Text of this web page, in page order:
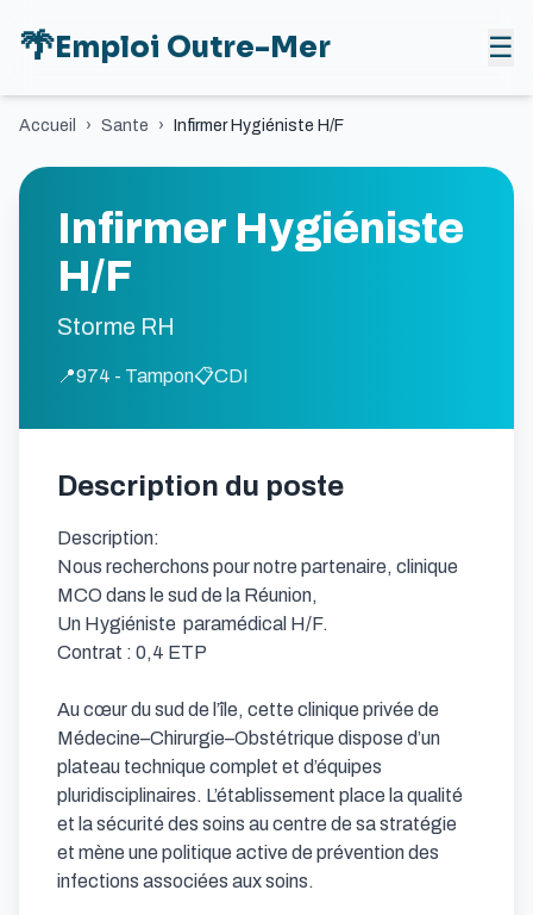
🌴Emploi Outre-Mer ☰
Accueil › Sante › Infirmer Hygiéniste H/F
Infirmer Hygiéniste
H/F
Storme RH
📍974 - Tampon📋CDI
Description du poste
Description:
Nous recherchons pour notre partenaire, clinique
MCO dans le sud de la Réunion,
Un Hygiéniste  paramédical H/F.
Contrat : 0,4 ETP
Au cœur du sud de l’île, cette clinique privée de
Médecine–Chirurgie–Obstétrique dispose d’un
plateau technique complet et d’équipes
pluridisciplinaires. L’établissement place la qualité
et la sécurité des soins au centre de sa stratégie
et mène une politique active de prévention des
infections associées aux soins.